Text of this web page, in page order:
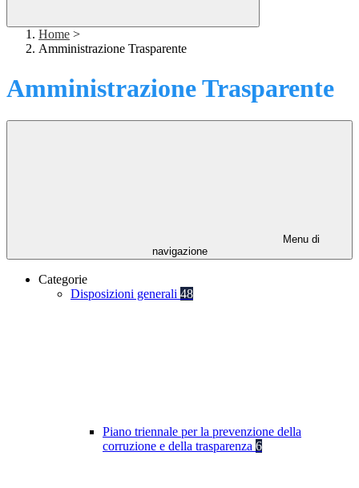
Home >
Amministrazione Trasparente
Amministrazione Trasparente
Menu di
navigazione
Categorie
Disposizioni generali 48
Piano triennale per la prevenzione della
corruzione e della trasparenza 6